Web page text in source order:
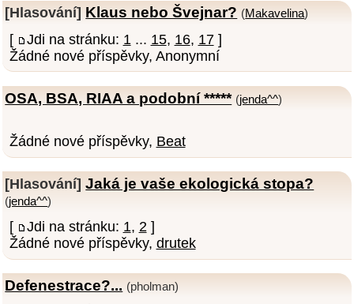
[Hlasování] Klaus nebo Švejnar? (Makavelina)
[ Jdi na stránku: 1 ... 15, 16, 17]
Žádné nové příspěvky, Anonymní
OSA, BSA, RIAA a podobní ***** (jenda^^)
Žádné nové příspěvky, Beat
[Hlasování] Jaká je vaše ekologická stopa?
(jenda^^)
[ Jdi na stránku: 1, 2]
Žádné nové příspěvky, drutek
Defenestrace?... (pholman)